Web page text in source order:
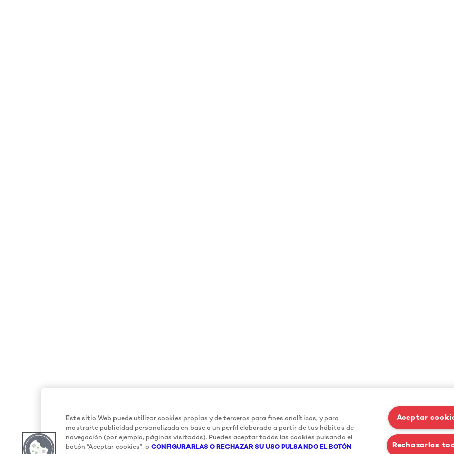
Este sitio Web puede utilizar cookies propias y de terceros para fines analíticos, y para
mostrarte publicidad personalizada en base a un perfil elaborado a partir de tus hábitos de
navegación (por ejemplo, páginas visitadas). Puedes aceptar todas las cookies pulsando el
botón “Aceptar cookies”, o CONFIGURARLAS O RECHAZAR SU USO PULSANDO EL BOTÓN
Aceptar
Rechazarlas